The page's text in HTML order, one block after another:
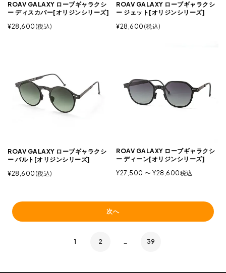
ROAV GALAXY ローブギャラクシ
ー ディスカバー[オリジンシリーズ]
¥28,600 税込
ROAV GALAXY ローブギャラクシ
ー ジェット[オリジンシリーズ]
¥28,600 税込
ROAV GALAXY ローブギャラクシ
ー バルト[オリジンシリーズ]
¥28,600 税込
ROAV GALAXY ローブギャラクシ
ー ディーン[オリジンシリーズ]
¥27,500 〜 ¥28,600税込
次へ
1 2 … 39